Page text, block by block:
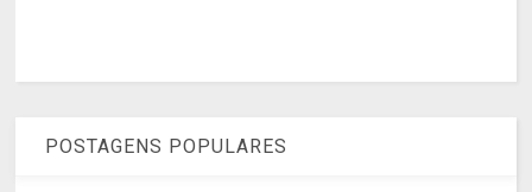
POSTAGENS POPULARES